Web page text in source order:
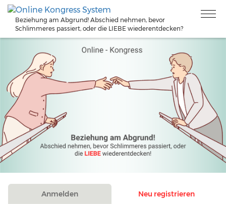
Beziehung am Abgrund! Abschied nehmen, bevor
Schlimmeres passiert, oder die LIEBE wiederentdecken?
Anmelden Neu registrieren